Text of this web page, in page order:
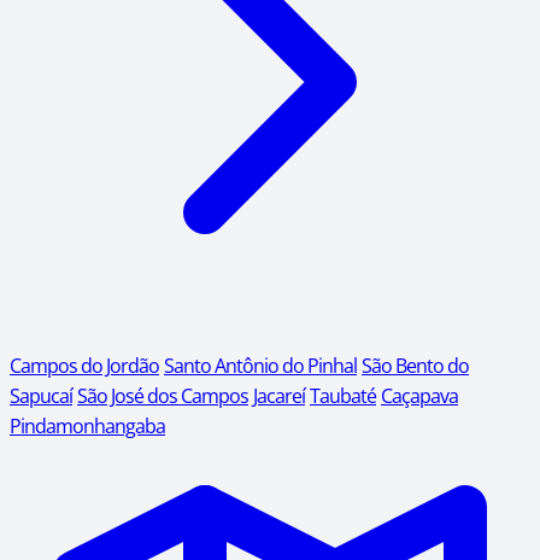
Campos do JordãoSanto Antônio do PinhalSão Bento do
SapucaíSão José dos Campos JacareíTaubaté Caçapava
Pindamonhangaba